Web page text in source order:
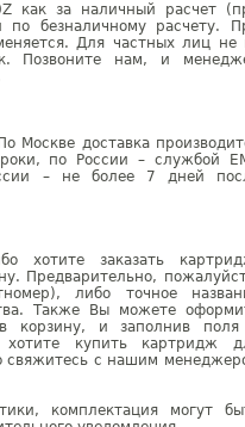
как за наличный расчет
безналичному расчету.
Для частных лиц не
Позвоните нам, и
Москве доставка
по России – службой
– не более 7 дней
хотите заказать
Предварительно,
либо точное
Также Вы можете
корзину, и заполнив
купить картридж
свяжитесь с нашим
комплектация могут